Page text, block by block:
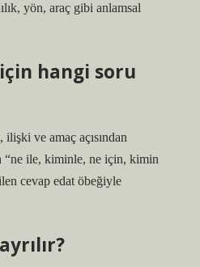
yön, araç gibi anlamsal
hangi soru
ve amaç açısından
“ne ile, kiminle, ne için, kimin
cevap edat öbeğiyle